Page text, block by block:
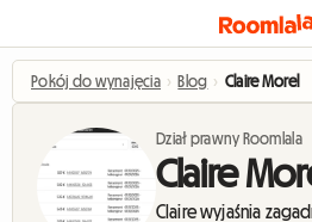
Pokój do wynajęcia › Blog › Claire Morel
Dział prawny Roomlala
Claire
Claire wyjaśnia